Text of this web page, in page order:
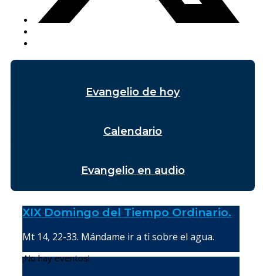
Evangelio de hoy
Calendario
Evangelio en audio
XIX Domingo del Tiempo Ordinario.
Mt 14, 22-33. Mándame ir a ti sobre el agua.
¡No hay eventos!